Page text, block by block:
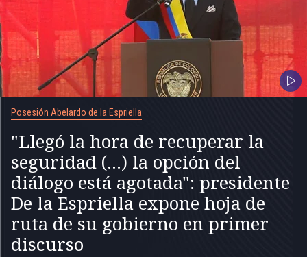
Posesión Abelardo de la Espriella
"Llegó la hora de recuperar la
seguridad (...) la opción del
diálogo está agotada": presidente
De la Espriella expone hoja de
ruta de su gobierno en primer
discurso